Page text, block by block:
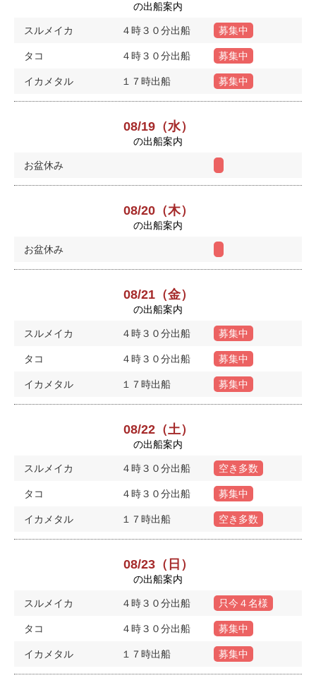
の出船案内
スルメイカ ４時３０分出船 募集中
タコ ４時３０分出船 募集中
イカメタル １７時出船 募集中
08/19（水）
の出船案内
お盆休み
08/20（木）
の出船案内
お盆休み
08/21（金）
の出船案内
スルメイカ ４時３０分出船 募集中
タコ ４時３０分出船 募集中
イカメタル １７時出船 募集中
08/22（土）
の出船案内
スルメイカ ４時３０分出船 空き多数
タコ ４時３０分出船 募集中
イカメタル １７時出船 空き多数
08/23（日）
の出船案内
スルメイカ ４時３０分出船 只今４名様
タコ ４時３０分出船 募集中
イカメタル １７時出船 募集中